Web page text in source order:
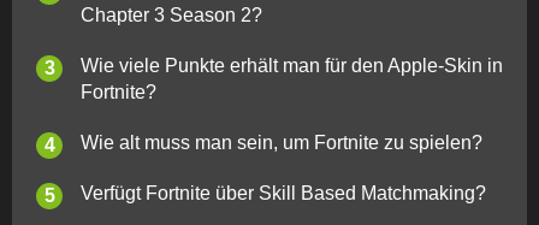
Chapter 3 Season 2?
Wie viele Punkte erhält man für den Apple-Skin in
Fortnite?
Wie alt muss man sein, um Fortnite zu spielen?
Verfügt Fortnite über Skill Based Matchmaking?